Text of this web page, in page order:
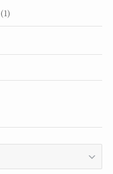
(1)